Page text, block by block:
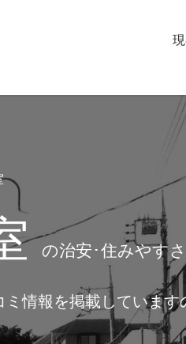
の治安･住みやすさ
情報を掲載していま